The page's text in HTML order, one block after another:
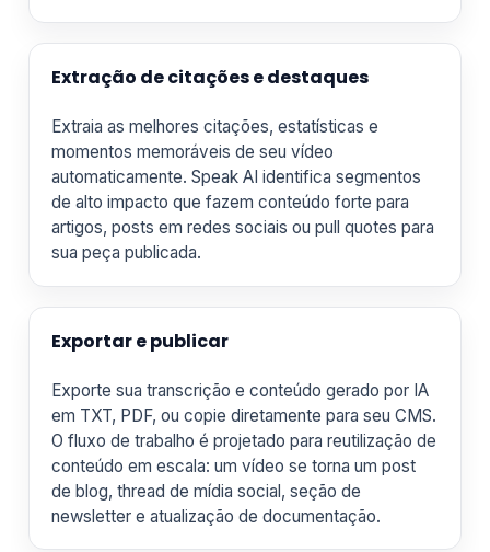
Extração de citações e destaques
Extraia as melhores citações, estatísticas e
momentos memoráveis de seu vídeo
automaticamente. Speak AI identifica segmentos
de alto impacto que fazem conteúdo forte para
artigos, posts em redes sociais ou pull quotes para
sua peça publicada.
Exportar e publicar
Exporte sua transcrição e conteúdo gerado por IA
em TXT, PDF, ou copie diretamente para seu CMS.
O fluxo de trabalho é projetado para reutilização de
conteúdo em escala: um vídeo se torna um post
de blog, thread de mídia social, seção de
newsletter e atualização de documentação.